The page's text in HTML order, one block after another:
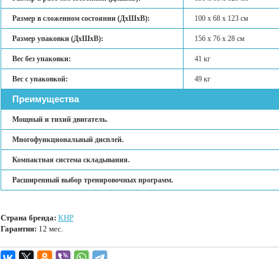
Размер в сложенном состоянии (ДxШxВ): 100 х 68 х 123 см
Размер упаковки (ДхШхВ): 156 х 76 х 28 см
Вес без упаковки: 41 кг
Вес с упаковкой: 49 кг
Преимущества
Мощный и тихий двигатель.
Многофункциональный дисплей.
Компактная система складывания.
Расширенный выбор тренировочных программ.
Страна бренда: КНР
Гарантия: 12 мес.